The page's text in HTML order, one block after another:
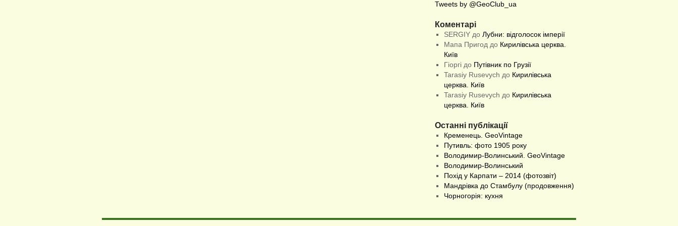
Tweets by @GeoClub_ua
Коментарі
SERGIY доЛубни: відголосок імперії
Мапа Пригод до Кирилівська церква.
Київ
Гіоргі до Путівник по Грузії
Tarasiy Rusevych до Кирилівська
церква. Київ
Tarasiy Rusevych до Кирилівська
церква. Київ
Останні публікації
Кременець. GeoVintage
Путивль: фото 1905 року
Володимир-Волинський. GeoVintage
Володимир-Волинський
Похід у Карпати – 2014 (фотозвіт)
Мандрівка до Стамбулу (продовження)
Чорногорія: кухня